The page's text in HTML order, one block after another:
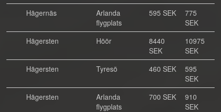
Hägernäs
Arlanda
flygplats
595 SEK
775
SEK
Hägersten
Höör
8440
SEK
10975
SEK
Hägersten
Tyresö 460 SEK
595
SEK
Hägersten
Arlanda
flygplats
700 SEK
910
SEK